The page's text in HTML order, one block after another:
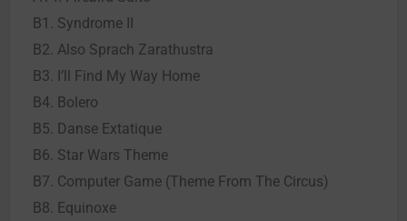
B1. Syndrome II
B2. Also Sprach Zarathustra
B3. I’ll Find My Way Home
B4. Bolero
B5. Danse Extatique
B6. Star Wars Theme
B7. Computer Game (Theme From The Circus)
B8. Equinoxe